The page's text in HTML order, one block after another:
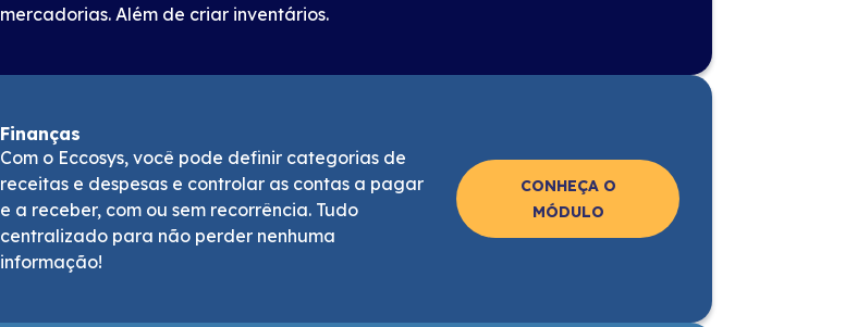
mercadorias. Além de criar inventários.
Finanças
Com o Eccosys, você pode definir categorias de
receitas e despesas e controlar as contas a pagar
e a receber, com ou sem recorrência. Tudo
centralizado para não perder nenhuma
informação!
CONHEÇA O
MÓDULO